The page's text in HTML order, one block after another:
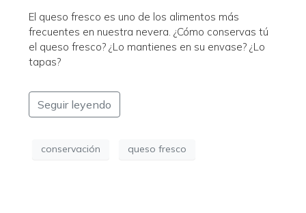
El queso fresco es uno de los alimentos más
frecuentes en nuestra nevera. ¿Cómo conservas tú
el queso fresco? ¿Lo mantienes en su envase? ¿Lo
tapas?
Seguir leyendo
conservación queso fresco